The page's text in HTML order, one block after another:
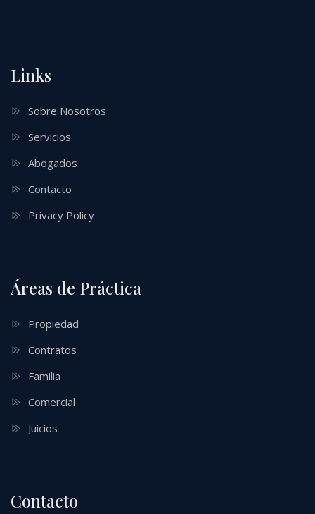
Links
Sobre Nosotros
Servicios
Abogados
Contacto
Privacy Policy
Áreas de Práctica
Propiedad
Contratos
Familia
Comercial
Juicios
Contacto